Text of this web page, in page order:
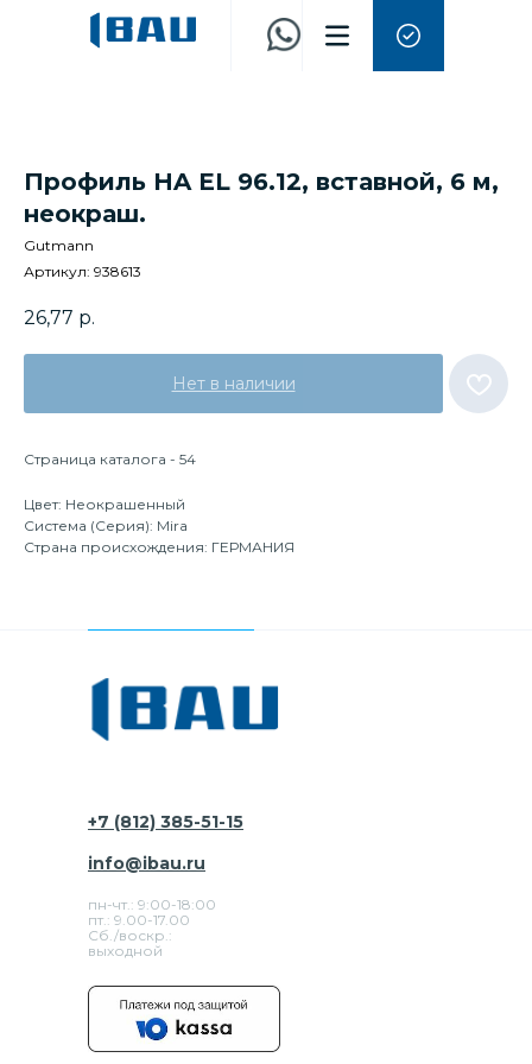
Профиль HA EL 96.12, вставной, 6 м,
неокраш.
Gutmann
Артикул: 938613
26,77 р.
Нет в наличии
Страница каталога - 54
Цвет: Неокрашенный
Система (Серия): Mira
Страна происхождения: ГЕРМАНИЯ
+7 (812) 385-51-15
пн-чт.: 9:00-18:00
пт.: 9.00-17.00
Сб./воскр.:
выходной
info@ibau.ru